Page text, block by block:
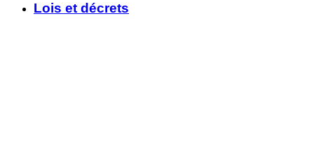
Lois et décrets